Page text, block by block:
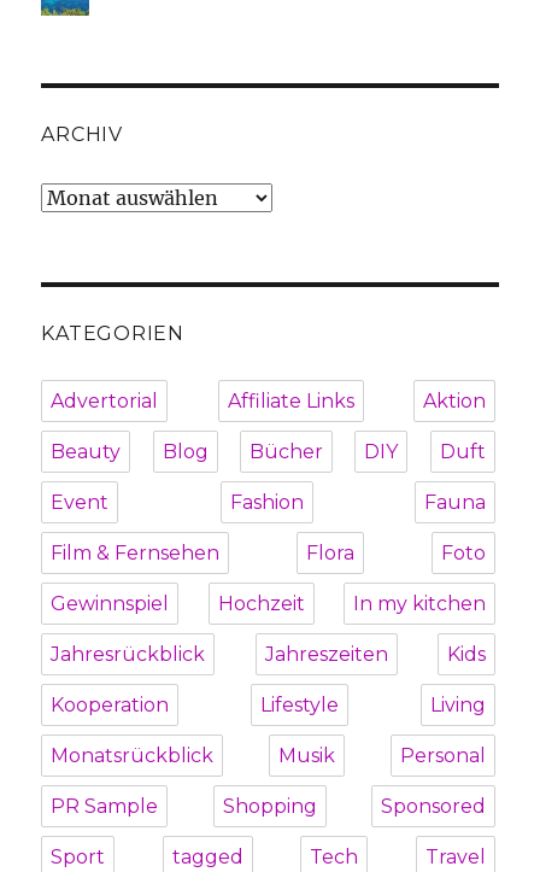
ARCHIV
Archiv
KATEGORIEN
Advertorial Affiliate Links Aktion
Beauty Blog Bücher DIY Duft
Event Fashion Fauna
Film & Fernsehen Flora Foto
Gewinnspiel Hochzeit In my kitchen
Jahresrückblick Jahreszeiten Kids
Kooperation Lifestyle Living
Monatsrückblick Musik Personal
PR Sample Shopping Sponsored
Sport tagged Tech Travel